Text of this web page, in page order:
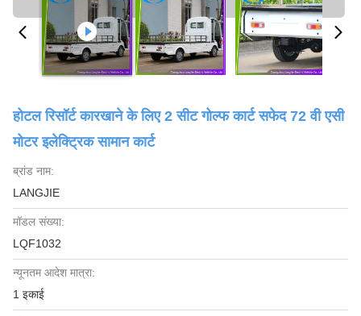
होटल रिसॉर्ट कारखाने के लिए 2 सीट गोल्फ कार्ट सफेद 72 वी एसी
मोटर इलेक्ट्रिक सामान कार्ट
ब्रांड नाम:
LANGJIE
मॉडल संख्या:
LQF1032
न्यूनतम आदेश मात्रा:
1 इकाई